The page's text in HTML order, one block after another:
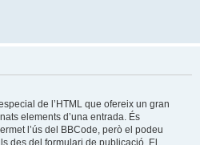
de l’HTML que ofereix un gran
elements d’una entrada. És
l’ús del BBCode, però el podeu
des del formulari de publicació. El